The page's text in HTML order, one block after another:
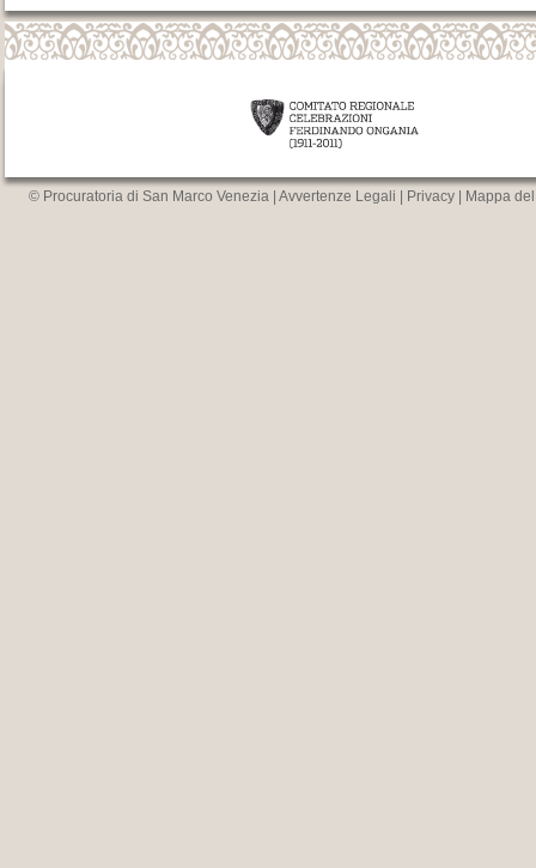
© Procuratoria di San Marco Venezia | Avvertenze Legali Privacy Mappa